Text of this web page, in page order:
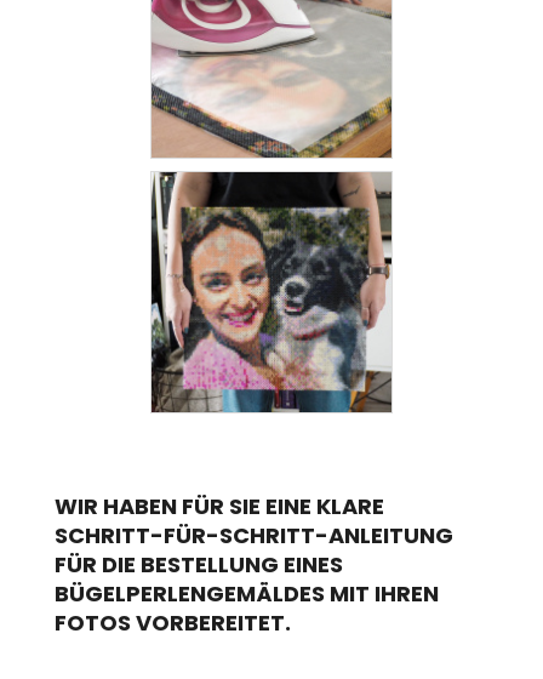
WIR HABEN FÜR SIE EINE KLARE
SCHRITT-FÜR-SCHRITT-ANLEITUNG
FÜR DIE BESTELLUNG EINES
BÜGELPERLENGEMÄLDES MIT IHREN
FOTOS VORBEREITET.